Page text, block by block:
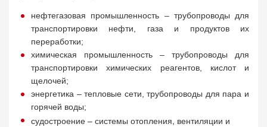
нефтегазовая промышленность – трубопроводы для
транспортировки нефти, газа и продуктов их
переработки;
химическая промышленность – трубопроводы для
транспортировки химических реагентов, кислот и
щелочей;
энергетика – тепловые сети, трубопроводы для пара и
горячей воды;
судостроение – системы отопления, вентиляции и